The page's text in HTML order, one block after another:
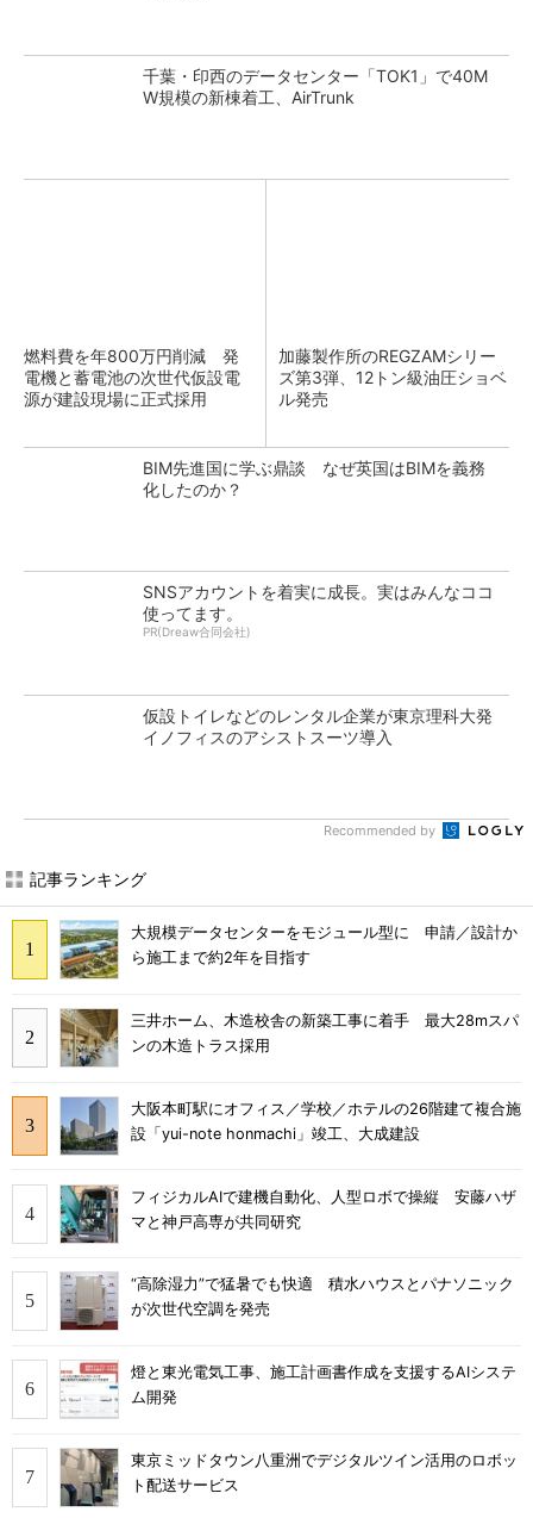
千葉・印西のデータセンター「TOK1」で40M
W規模の新棟着工、AirTrunk
燃料費を年800万円削減 発
電機と蓄電池の次世代仮設電
源が建設現場に正式採用
加藤製作所のREGZAMシリー
ズ第3弾、12トン級油圧ショベ
ル発売
BIM先進国に学ぶ鼎談 なぜ英国はBIMを義務
化したのか？
SNSアカウントを着実に成長。実はみんなココ
使ってます。
PR(Dreaw合同会社)
仮設トイレなどのレンタル企業が東京理科大発
イノフィスのアシストスーツ導入
Recommended by
記事ランキング
大規模データセンターをモジュール型に 申請／設計か
ら施工まで約2年を目指す
三井ホーム、木造校舎の新築工事に着手 最大28mスパ
ンの木造トラス採用
大阪本町駅にオフィス／学校／ホテルの26階建て複合施
設「yui-note honmachi」竣工、大成建設
フィジカルAIで建機自動化、人型ロボで操縦 安藤ハザ
マと神戸高専が共同研究
“高除湿力”で猛暑でも快適 積水ハウスとパナソニック
が次世代空調を発売
燈と東光電気工事、施工計画書作成を支援するAIシステ
ム開発
東京ミッドタウン八重洲でデジタルツイン活用のロボッ
ト配送サービス